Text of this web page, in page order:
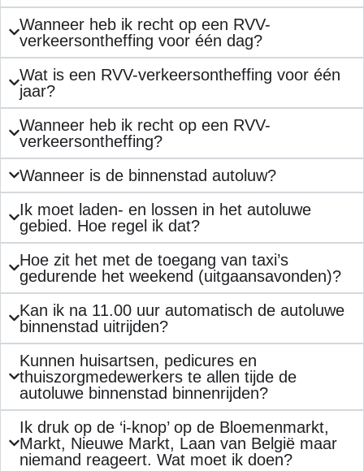
Wanneer heb ik recht op een RVV-
verkeersontheffing voor één dag?
Wat is een RVV-verkeersontheffing voor één
jaar?
Wanneer heb ik recht op een RVV-
verkeersontheffing?
Wanneer is de binnenstad autoluw?
Ik moet laden- en lossen in het autoluwe
gebied. Hoe regel ik dat?
Hoe zit het met de toegang van taxi’s
gedurende het weekend (uitgaansavonden)?
Kan ik na 11.00 uur automatisch de autoluwe
binnenstad uitrijden?
Kunnen huisartsen, pedicures en
thuiszorgmedewerkers te allen tijde de
autoluwe binnenstad binnenrijden?
Ik druk op de ‘i-knop’ op de Bloemenmarkt,
Markt, Nieuwe Markt, Laan van België maar
niemand reageert. Wat moet ik doen?